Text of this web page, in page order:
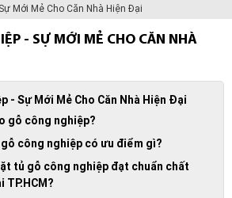
Mới Mẻ Cho Căn Nhà Hiện Đại
- SỰ MỚI MẺ CHO CĂN NHÀ
- Sự Mới Mẻ Cho Căn Nhà Hiện Đại
gỗ công nghiệp?
công nghiệp có ưu điểm gì?
tủ gỗ công nghiệp đạt chuẩn chất
TP.HCM?